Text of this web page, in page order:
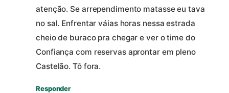
atenção. Se arrependimento matasse eu tava
no sal. Enfrentar váias horas nessa estrada
cheio de buraco pra chegar e ver o time do
Confiança com reservas aprontar em pleno
Castelão. Tô fora.
Responder